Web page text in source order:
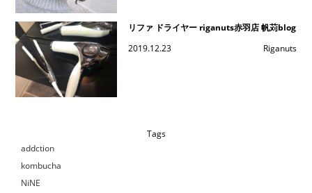
リファ ドライヤー riganuts赤羽店 帆苅blog
2019.12.23
Riganuts
Tags
addction
kombucha
NiNE